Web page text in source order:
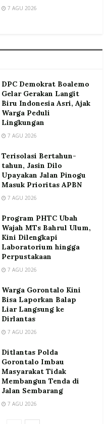
7 AGU 2026
DPC Demokrat Boalemo
Gelar Gerakan Langit
Biru Indonesia Asri, Ajak
Warga Peduli
Lingkungan
7 AGU 2026
Terisolasi Bertahun-
tahun, Jasin Dilo
Upayakan Jalan Pinogu
Masuk Prioritas APBN
7 AGU 2026
Program PHTC Ubah
Wajah MTs Bahrul Ulum,
Kini Dilengkapi
Laboratorium hingga
Perpustakaan
7 AGU 2026
Warga Gorontalo Kini
Bisa Laporkan Balap
Liar Langsung ke
Dirlantas
7 AGU 2026
Ditlantas Polda
Gorontalo Imbau
Masyarakat Tidak
Membangun Tenda di
Jalan Sembarang
7 AGU 2026